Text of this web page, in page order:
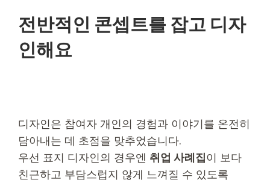
전반적인 콘셉트를 잡고 디자
인해요
디자인은 참여자 개인의 경험과 이야기를 온전히
담아내는 데 초점을 맞추었습니다.
우선 표지 디자인의 경우엔 취업 사례집이 보다
친근하고 부담스럽지 않게 느껴질 수 있도록